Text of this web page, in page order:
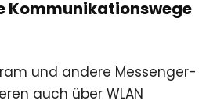
Kommunikationswege
und andere Messenger-
auch über WLAN